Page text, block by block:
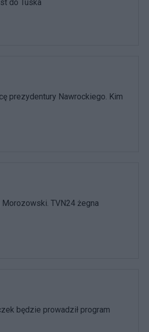
do Tuska
prezydentury Nawrockiego. Kim
Morozowski. TVN24 żegna
będzie prowadził program